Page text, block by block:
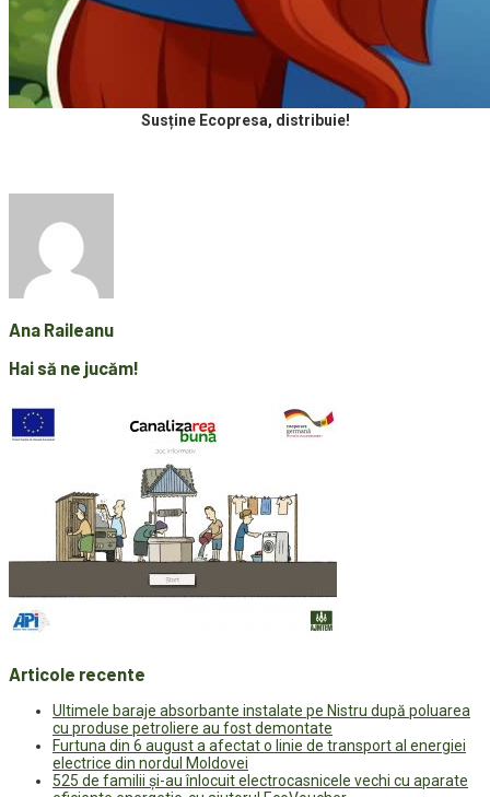
Susține Ecopresa, distribuie!
Ana Raileanu
Hai să ne jucăm!
Articole recente
Ultimele baraje absorbante instalate pe Nistru după poluarea
cu produse petroliere au fost demontate
Furtuna din 6 august a afectat o linie de transport al energiei
electrice din nordul Moldovei
525 de familii și-au înlocuit electrocasnicele vechi cu aparate